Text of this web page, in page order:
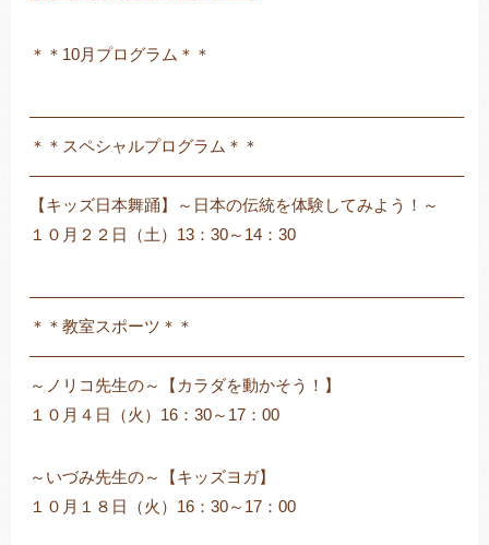
＊＊10月プログラム＊＊
——————————————————————————–
＊＊スペシャルプログラム＊＊
——————————————————————————–
【キッズ日本舞踊】～日本の伝統を体験してみよう！～
１０月２２日（土）13：30～14：30
——————————————————————————–
＊＊教室スポーツ＊＊
——————————————————————————–
～ノリコ先生の～【カラダを動かそう！】
１０月４日（火）16：30～17：00
～いづみ先生の～【キッズヨガ】
１０月１８日（火）16：30～17：00